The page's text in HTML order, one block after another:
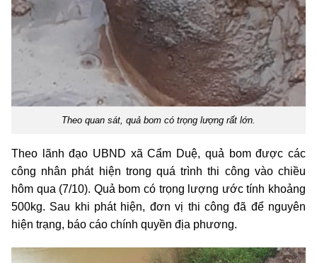
Theo quan sát, quả bom có trọng lượng rất lớn.
Theo lãnh đạo UBND xã Cẩm Duệ, quả bom được các
công nhân phát hiện trong quá trình thi công vào chiều
hôm qua (7/10). Quả bom có trọng lượng ước tính khoảng
500kg. Sau khi phát hiện, đơn vị thi công đã để nguyên
hiện trạng, báo cáo chính quyền địa phương.